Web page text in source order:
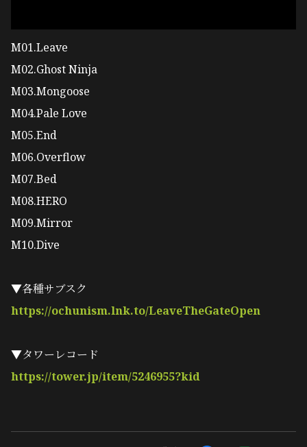
M01.Leave
M02.Ghost Ninja
M03.Mongoose
M04.Pale Love
M05.End
M06.Overflow
M07.Bed
M08.HERO
M09.Mirror
M10.Dive
▼各種サブスク
https://ochunism.lnk.to/LeaveTheGateOpen
▼タワーレコード
https://tower.jp/item/5246955?kid